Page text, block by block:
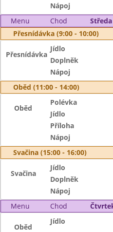
Nápoj
Menu
Chod
Přesnídávka (9:00 - 10:00)
Přesnídávka
Jídlo
Doplněk
Nápoj
Oběd (11:00 - 14:00)
Oběd
Polévka
Jídlo
Příloha
Nápoj
Svačina (15:00 - 16:00)
Svačina
Jídlo
Doplněk
Nápoj
Menu
Chod
Oběd
Jídlo